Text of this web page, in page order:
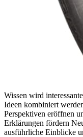
Wissen wird
Ideen kombiniert
Perspektiven eröffnen
Erklärungen fördern
ausführliche Einblicke